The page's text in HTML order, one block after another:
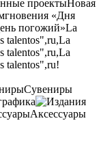
проектыНовая
«Дня
погожий»La
talentos",ru,La
talentos",ru,La
talentos",ru!
Сувениры
Аксессуары